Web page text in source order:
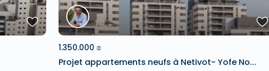
1.350.000 ₪
Projet appartements neufs à Netivot- Yofe No...